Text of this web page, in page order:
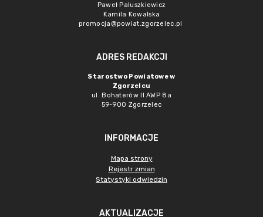
Paweł Paluszkiewicz
Kamila Kowalska
promocja@powiat.zgorzelec.pl
ADRES REDAKCJI
Starostwo Powiatowe w
Zgorzelcu
ul. Bohaterów II AWP 8a
59-900 Zgorzelec
INFORMACJE
Mapa strony
Rejestr zmian
Statystyki odwiedzin
AKTUALIZACJE